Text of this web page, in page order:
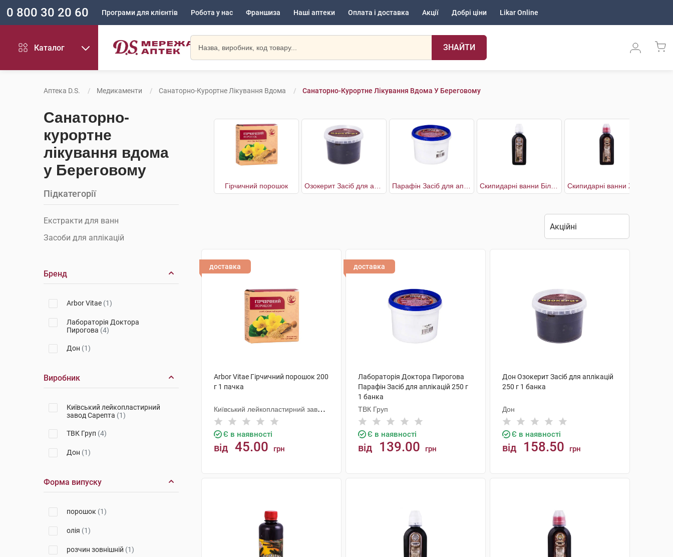
0 800 30 20 60 Програми для клієнтів Робота у нас Франшиза Наші аптеки Оплата і доставка Акції Добрі ціни Likar Online
Каталог ЗНАЙТИ
Аптека D.S. Медикаменти Санаторно-Курортне Лікування Вдома Санаторно-Курортне Лікування Вдома У Береговому
Санаторно-
курортне
лікування вдома
у Береговому
Підкатегорії
Екстракти для ванн
Засоби для аплікацій
Бренд
Arbor Vitae (1)
Лабораторія Доктора
Пирогова (4)
Дон (1)
Виробник
Київський лейкопластирний
завод Сарепта (1)
ТВК Груп (4)
Дон (1)
Форма випуску
порошок (1)
олія (1)
розчин зовнішній (1)
Гірчичний порошок
доставка
Arbor Vitae Гірчичний порошок 200
г 1 пачка
Київський лейкопластирний завод
Сарепта
Є в наявності
від 45.00 грн
доставка
Лабораторія Доктора Пирогова
Парафін Засіб для аплікацій 250 г
1 банка
ТВК Груп
Є в наявності
від 139.00 грн
Дон Озокерит Засіб для аплікацій
250 г 1 банка
Дон
Є в наявності
від 158.50 грн